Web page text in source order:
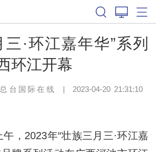
三·环江嘉年华”系列
环江开幕
台国际在线 | 2023-04-20 21:31:10
2023年“壮族三月三·环江嘉